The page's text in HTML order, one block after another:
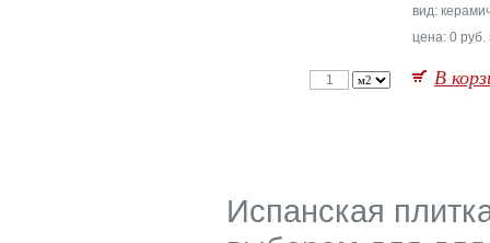
вид:
цена: 0 руб.
В
Испанская